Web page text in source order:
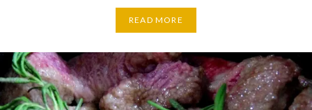
READ MORE